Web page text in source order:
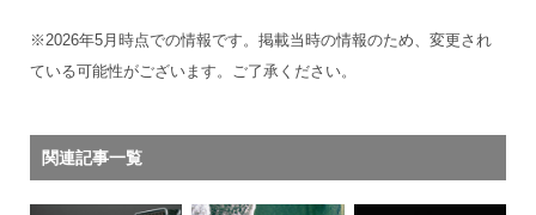
※2026年5月時点での情報です。掲載当時の情報のため、変更され
ている可能性がございます。ご了承ください。
関連記事一覧